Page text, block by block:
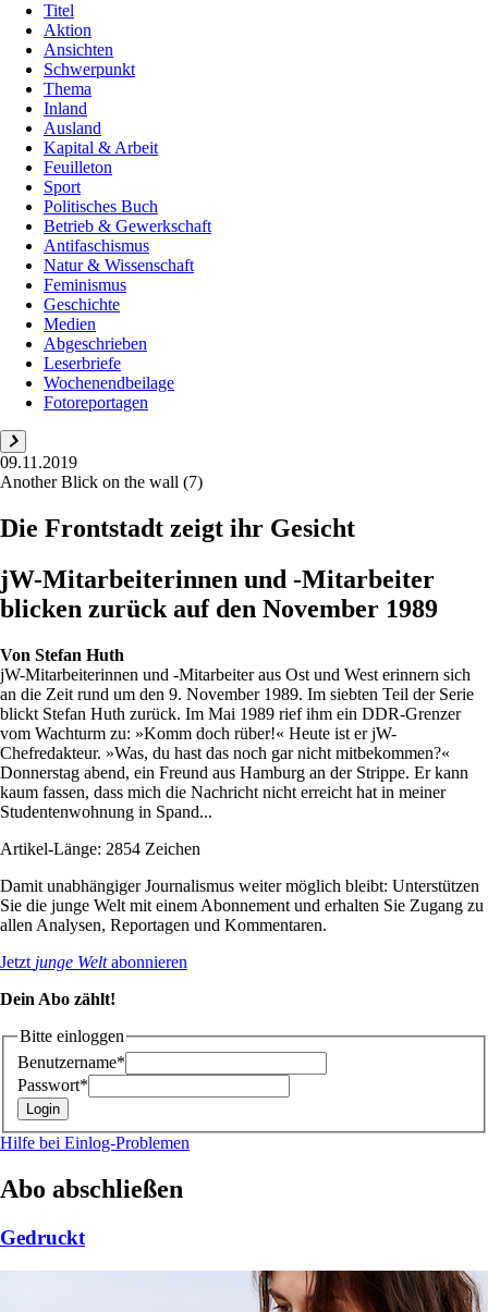
Titel
Aktion
Ansichten
Schwerpunkt
Thema
Inland
Ausland
Kapital & Arbeit
Feuilleton
Sport
Politisches Buch
Betrieb & Gewerkschaft
Antifaschismus
Natur & Wissenschaft
Feminismus
Geschichte
Medien
Abgeschrieben
Leserbriefe
Wochenendbeilage
Fotoreportagen
09.11.2019
Another Blick on the wall (7)
Die Frontstadt zeigt ihr Gesicht
jW-Mitarbeiterinnen und -Mitarbeiter
blicken zurück auf den November 1989
Von Stefan Huth
jW-Mitarbeiterinnen und -Mitarbeiter aus Ost und West erinnern sich
an die Zeit rund um den 9. November 1989. Im siebten Teil der Serie
blickt Stefan Huth zurück. Im Mai 1989 rief ihm ein DDR-Grenzer
vom Wachturm zu: »Komm doch rüber!« Heute ist er jW-
Chefredakteur. »Was, du hast das noch gar nicht mitbekommen?«
Donnerstag abend, ein Freund aus Hamburg an der Strippe. Er kann
kaum fassen, dass mich die Nachricht nicht erreicht hat in meiner
Studentenwohnung in Spand...
Artikel-Länge: 2854 Zeichen
Damit unabhängiger Journalismus weiter möglich bleibt: Unterstützen
Sie die junge Welt mit einem Abonnement und erhalten Sie Zugang zu
allen Analysen, Reportagen und Kommentaren.
Jetzt junge Weltabonnieren
Dein Abo zählt!
Bitte einloggen
Benutzername*
Passwort*
Hilfe bei Einlog-Problemen
Abo abschließen
Gedruckt